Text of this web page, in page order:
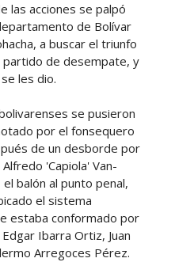
las acciones se palpó
de Bolívar
a buscar el triunfo
de desempate, y
les dio.
se pusieron
por el fonsequero
de un desborde por
'Capiola' Van-
balón al punto penal,
el sistema
estaba conformado por
Ibarra Ortiz, Juan
Arregoces Pérez.